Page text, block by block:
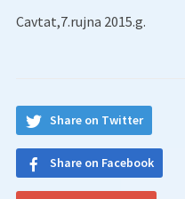
Cavtat,7.rujna 2015.g.
Share on Twitter
Share on Facebook